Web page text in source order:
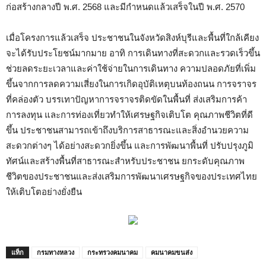
ก่อสร้างกลางปี พ.ศ. 2568 และมีกำหนดแล้วเสร็จในปี พ.ศ. 2570
เมื่อโครงการแล้วเสร็จ ประชาชนในจังหวัดสิงห์บุรีและพื้นที่ใกล้เคียง
จะได้รับประโยชน์มากมาย อาทิ การเดินทางที่สะดวกและรวดเร็วขึ้น
ช่วยลดระยะเวลาและค่าใช้จ่ายในการเดินทาง ความปลอดภัยที่เพิ่ม
ขึ้นจากการลดความเสี่ยงในการเกิดอุบัติเหตุบนท้องถนน การจราจร
ที่คล่องตัว บรรเทาปัญหาการจราจรติดขัดในพื้นที่ ส่งเสริมการค้า
การลงทุน และการท่องเที่ยวทำให้เศรษฐกิจเติบโต คุณภาพชีวิตที่ดี
ขึ้น ประชาชนสามารถเข้าถึงบริการสาธารณะและสิ่งอำนวยความ
สะดวกต่างๆ ได้อย่างสะดวกยิ่งขึ้น และการพัฒนาพื้นที่ ปรับปรุงภูมิ
ทัศน์และสร้างพื้นที่สาธารณะสำหรับประชาชน ยกระดับคุณภาพ
ชีวิตของประชาชนและส่งเสริมการพัฒนาเศรษฐกิจของประเทศไทย
ให้เติบโตอย่างยั่งยืน
แท็ก กรมทางหลวง กระทรวงคมนาคม
คมนาคมขนส่ง